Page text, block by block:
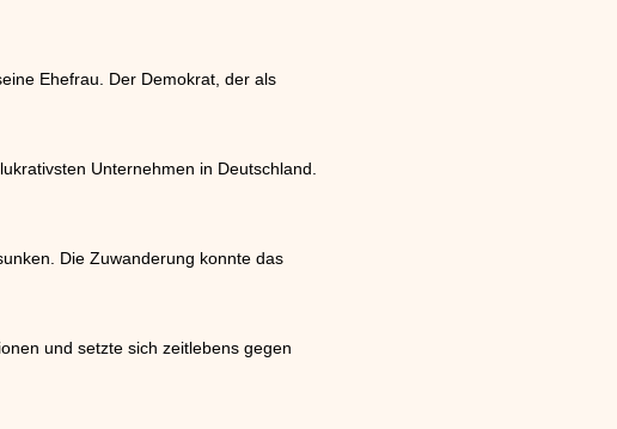
Ehefrau. Der Demokrat, der als
Unternehmen in Deutschland.
Die Zuwanderung konnte das
und setzte sich zeitlebens gegen